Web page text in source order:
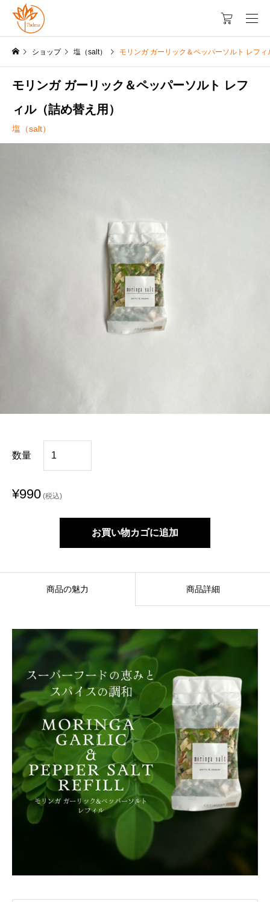
ショップ 塩（salt） モリンガ ガーリック＆ペッパーソルト レフ
モリンガ ガーリック＆ペッパーソルト レフ
ィル（詰め替え用）
塩（salt）
数量
リ
ッ
パ
ー
ソ
ル
ト
レ
フ
詰
¥990
お買い物カゴに追加
商品の魅力 商品詳細